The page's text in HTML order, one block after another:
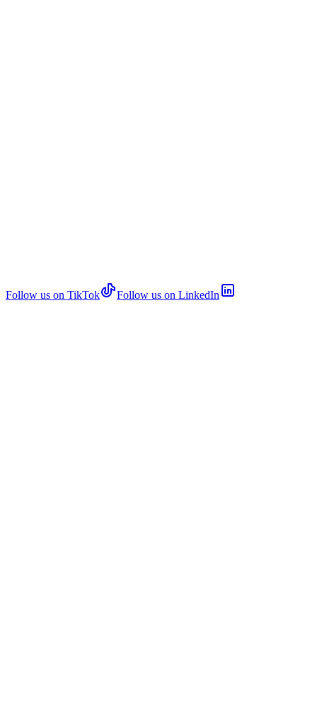
Follow us on TikTok Follow us on LinkedIn